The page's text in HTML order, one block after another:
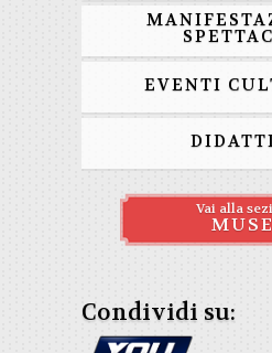
EVENTI
Vai alla
Condividi su: